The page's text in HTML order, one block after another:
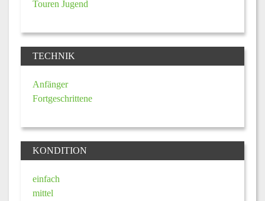
Touren Jugend
TECHNIK
Anfänger
Fortgeschrittene
KONDITION
einfach
mittel